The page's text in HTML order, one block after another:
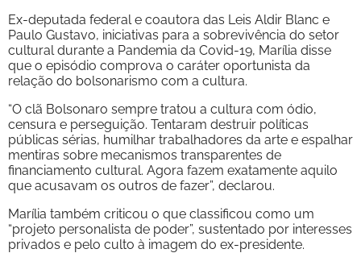
Ex-deputada federal e coautora das Leis Aldir Blanc e
Paulo Gustavo, iniciativas para a sobrevivência do setor
cultural durante a Pandemia da Covid-19, Marília disse
que o episódio comprova o caráter oportunista da
relação do bolsonarismo com a cultura.
“O clã Bolsonaro sempre tratou a cultura com ódio,
censura e perseguição. Tentaram destruir políticas
públicas sérias, humilhar trabalhadores da arte e espalhar
mentiras sobre mecanismos transparentes de
financiamento cultural. Agora fazem exatamente aquilo
que acusavam os outros de fazer”, declarou.
Marília também criticou o que classificou como um
“projeto personalista de poder”, sustentado por interesses
privados e pelo culto à imagem do ex-presidente.